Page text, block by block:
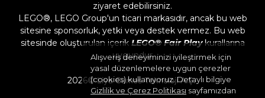
Alışveriş deneyiminizi iyileştirmek için
yasal düzenlemelere uygun çerezler
(cookies) kullanıyoruz. Detaylı bilgiye
Gizlilik ve Çerez Politikası sayfamızdan
ziyaret edebilirsiniz.
LEGO®, LEGO Group'un ticari markasıdır, ancak bu web
sitesine sponsorluk, yetki veya destek vermez. Bu web
sitesinde oluşturulan içerik LEGO® Fair Playkurallarına
uygundur
2026©Liya Games Teknoloji A.Ş.